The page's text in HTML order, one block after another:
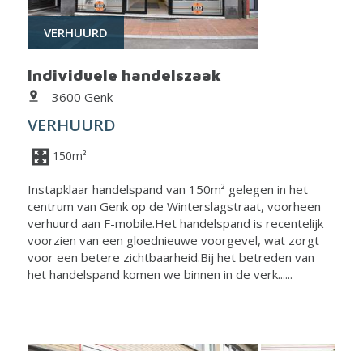
VERHUURD
Individuele handelszaak
3600 Genk
VERHUURD
150m²
Instapklaar handelspand van 150m² gelegen in het
centrum van Genk op de Winterslagstraat, voorheen
verhuurd aan F-mobile.Het handelspand is recentelijk
voorzien van een gloednieuwe voorgevel, wat zorgt
voor een betere zichtbaarheid.Bij het betreden van
het handelspand komen we binnen in de verk......